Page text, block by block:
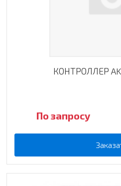
КОНТРОЛЛЕР
По запросу